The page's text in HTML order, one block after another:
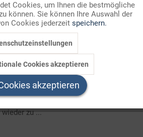
und Liebe" analysieren
Jugenddrama zu den
deutscher Bühnen. Ein Grund für die
Trauerspiels ist sicher seine
zu ...
Inaktiv
Inaktiv
Cookies, um Ihnen die bestmögliche
können. Sie können Ihre Auswahl der
Cookies jederzeit speichern.
Cookies akzeptieren
akzeptieren